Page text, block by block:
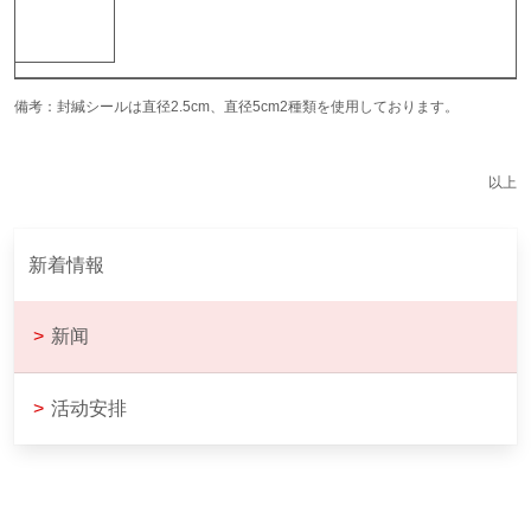
備考：封緘シールは直径2.5cm、直径5cm2種類を使用しております。
以上
新着情報
> 新闻
> 活动安排